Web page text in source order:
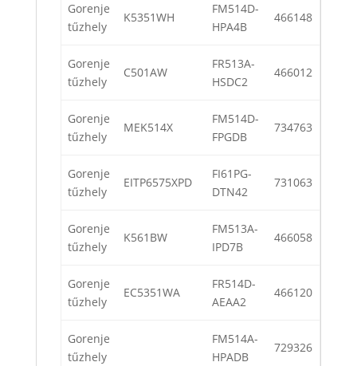
Gorenje
tűzhely
K5351WH
FM514D-
HPA4B
466148
Gorenje
tűzhely
C501AW
FR513A-
HSDC2
466012
Gorenje
tűzhely
MEK514X
FM514D-
FPGDB
734763
Gorenje
tűzhely
EITP6575XPD
FI61PG-
DTN42
731063
Gorenje
tűzhely
K561BW
FM513A-
IPD7B
466058
Gorenje
tűzhely
EC5351WA
FR514D-
AEAA2
466120
Gorenje
tűzhely
FM514A-
HPADB
729326